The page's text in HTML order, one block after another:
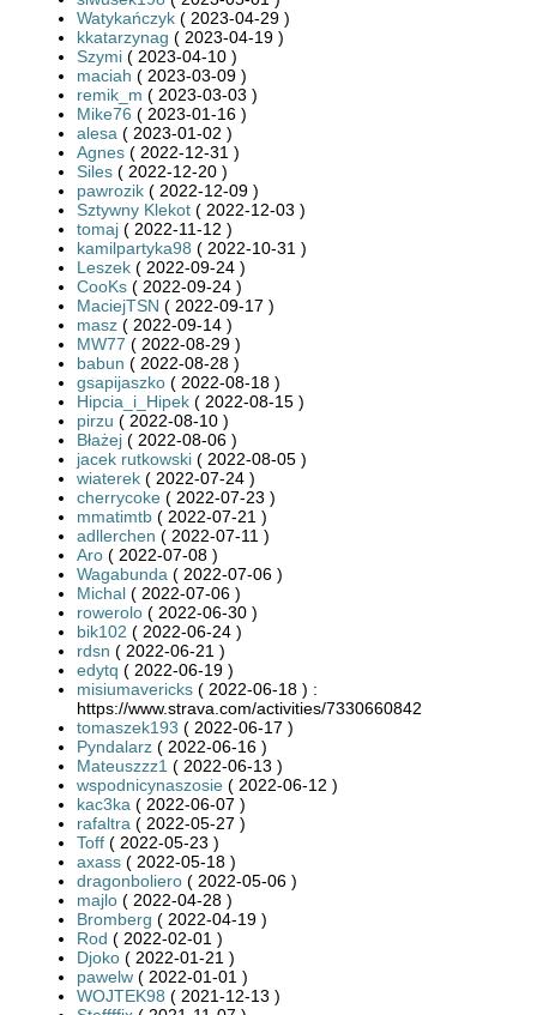
Watykańczyk ( 2023-04-29 )
kkatarzynag ( 2023-04-19 )
Szymi ( 2023-04-10 )
maciah ( 2023-03-09 )
remik_m ( 2023-03-03 )
Mike76 ( 2023-01-16 )
alesa ( 2023-01-02 )
Agnes ( 2022-12-31 )
Siles ( 2022-12-20 )
pawrozik ( 2022-12-09 )
Sztywny Klekot ( 2022-12-03 )
tomaj ( 2022-11-12 )
kamilpartyka98 ( 2022-10-31 )
Leszek ( 2022-09-24 )
CooKs ( 2022-09-24 )
MaciejTSN ( 2022-09-17 )
masz ( 2022-09-14 )
MW77 ( 2022-08-29 )
babun ( 2022-08-28 )
gsapijaszko ( 2022-08-18 )
Hipcia_i_Hipek ( 2022-08-15 )
pirzu ( 2022-08-10 )
Błażej ( 2022-08-06 )
jacek rutkowski ( 2022-08-05 )
wiaterek ( 2022-07-24 )
cherrycoke ( 2022-07-23 )
mmatimtb ( 2022-07-21 )
adllerchen ( 2022-07-11 )
Aro ( 2022-07-08 )
Wagabunda ( 2022-07-06 )
Michal ( 2022-07-06 )
rowerolo ( 2022-06-30 )
bik102 ( 2022-06-24 )
rdsn ( 2022-06-21 )
edytq ( 2022-06-19 )
misiumavericks ( 2022-06-18 ) :
https://www.strava.com/activities/7330660842
tomaszek193 ( 2022-06-17 )
Pyndalarz ( 2022-06-16 )
Mateuszzz1 ( 2022-06-13 )
wspodnicynaszosie ( 2022-06-12 )
kac3ka ( 2022-06-07 )
rafaltra ( 2022-05-27 )
Toff ( 2022-05-23 )
axass ( 2022-05-18 )
dragonboliero ( 2022-05-06 )
majlo ( 2022-04-28 )
Bromberg ( 2022-04-19 )
Rod ( 2022-02-01 )
Djoko ( 2022-01-21 )
pawelw ( 2022-01-01 )
WOJTEK98 ( 2021-12-13 )